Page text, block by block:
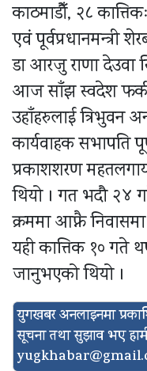
काठमाडौँ, २८
एवं पूर्वप्रधानमन्त्री
डा आरजु राणा देउवा
आज साँझ स्वदेश
उहाँहरुलाई त्रिभुवन
कार्यवाहक सभापति
प्रकाशशरण
थियो । गत भदौ २४
क्रममा आफ्नै
यही कात्तिक १० गते
जानुभएको थियो ।
युगखबर अनलाइनमा
सूचना तथा सुझाव भए